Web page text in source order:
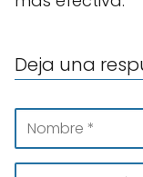
Deja una